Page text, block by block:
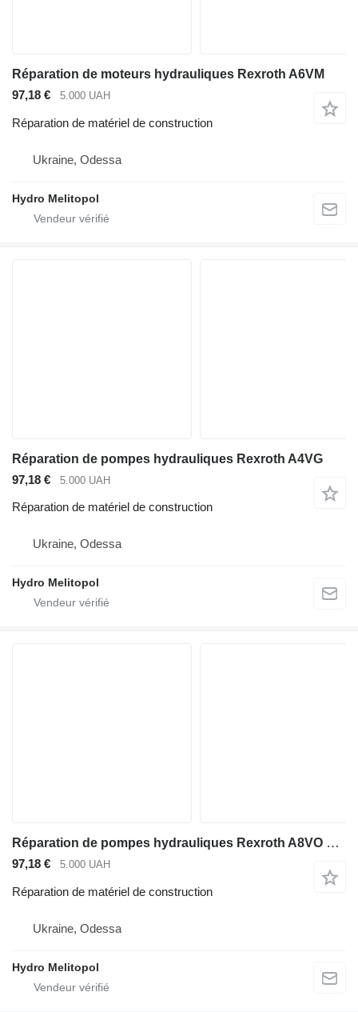
Réparation de moteurs hydrauliques Rexroth A6VM
97,18 €
5.000 UAH
Réparation de matériel de construction
Ukraine, Odessa
Hydro Melitopol
Réparation de pompes hydrauliques Rexroth A4VG
97,18 €
5.000 UAH
Réparation de matériel de construction
Ukraine, Odessa
Hydro Melitopol
Réparation de pompes hydrauliques Rexroth A8VO Hydromatik
97,18 € 5.000 UAH
Réparation de matériel de construction
Ukraine, Odessa
Hydro Melitopol